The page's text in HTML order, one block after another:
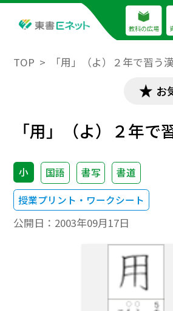
教科の広場
TOP 「用」（よ）２年で習う
お
「用」（よ）２年で
小 国語 書写
書道
授業プリント・ワークシート
公開日： 2003年09月17日